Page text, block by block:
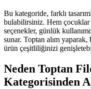
Bu kategoride, farklı
bulabilirsiniz. Hem
seçenekler, günlük
sunar. Toptan alım yaparak,
ürün çeşitliliğinizi
Neden Toptan
Kategorisinden